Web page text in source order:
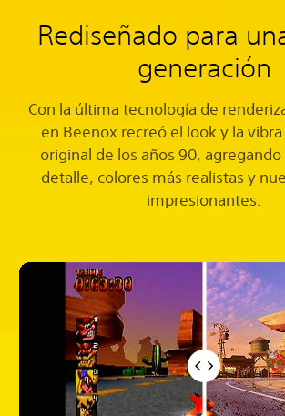
Rediseñado para
generación
Con la última tecnología de
en Beenox recreó el look y la
original de los años 90,
detalle, colores más realistas y
impresionantes.